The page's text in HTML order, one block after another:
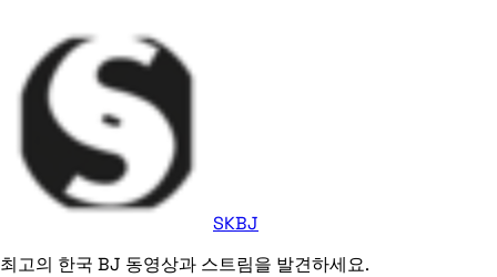
SKBJ
최고의 한국 BJ 동영상과 스트림을 발견하세요.